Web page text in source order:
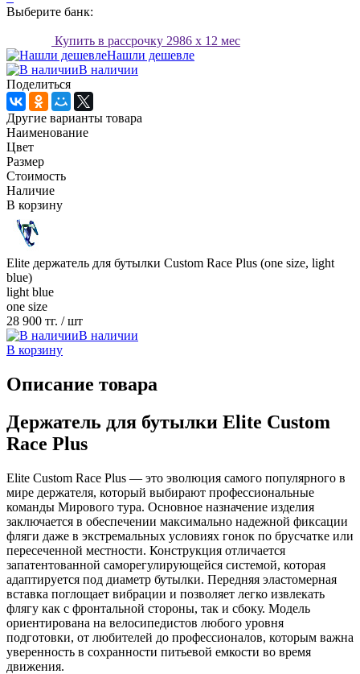
Выберите банк:
Купить в рассрочку 2986 x 12 мес
Нашли дешевле
В наличии
Поделиться
Другие варианты товара
Наименование
Цвет
Размер
Стоимость
Наличие
В корзину
Elite держатель для бутылки Custom Race Plus (one size, light
blue)
light blue
one size
28 900 тг. / шт
В наличии
В корзину
Описание товара
Держатель для бутылки Elite Custom
Race Plus
Elite Custom Race Plus — это эволюция самого популярного в
мире держателя, который выбирают профессиональные
команды Мирового тура. Основное назначение изделия
заключается в обеспечении максимально надежной фиксации
фляги даже в экстремальных условиях гонок по брусчатке или
пересеченной местности. Конструкция отличается
запатентованной саморегулирующейся системой, которая
адаптируется под диаметр бутылки. Передняя эластомерная
вставка поглощает вибрации и позволяет легко извлекать
флягу как с фронтальной стороны, так и сбоку. Модель
ориентирована на велосипедистов любого уровня
подготовки, от любителей до профессионалов, которым важна
уверенность в сохранности питьевой емкости во время
движения.